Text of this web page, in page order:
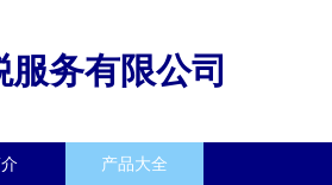
务有限公司
产品大全